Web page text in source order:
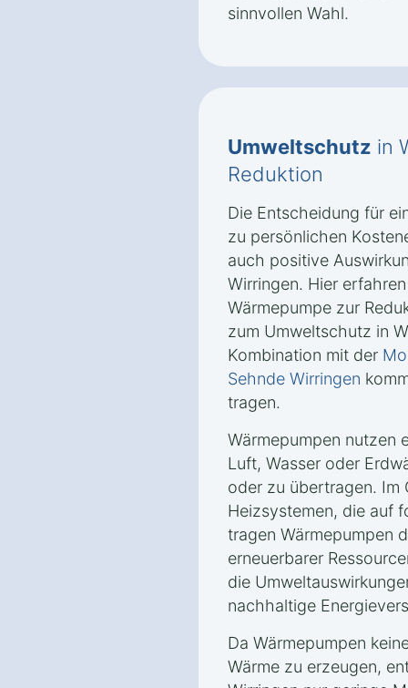
sinnvollen Wahl.
Umweltschutz in
Reduktion
Die Entscheidung für
zu persönlichen
auch positive
Wirringen. Hier
Wärmepumpe zur
zum Umweltschutz in
Kombination mit der
Sehnde Wirringen
tragen.
Wärmepumpen nutzen
Luft, Wasser oder
oder zu übertragen. Im
Heizsystemen, die auf
tragen Wärmepumpen
erneuerbarer
die
nachhaltige
Da Wärmepumpen
Wärme zu erzeugen,